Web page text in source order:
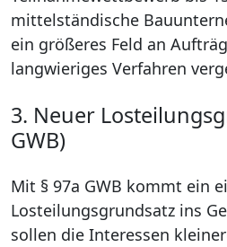
mittelständische
ein größeres Feld an
langwieriges Verfahren
3. Neuer
GWB)
Mit § 97a GWB kommt ein
Losteilungsgrundsatz ins
sollen die Interessen